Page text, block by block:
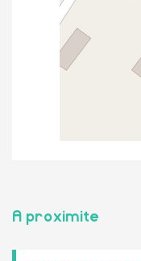
A proximite